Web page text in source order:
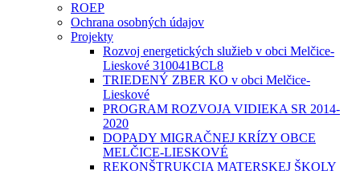
ROEP
Ochrana osobných údajov
Projekty
Rozvoj energetických služieb v obci Melčice-
Lieskové 310041BCL8
TRIEDENÝ ZBER KO v obci Melčice-
Lieskové
PROGRAM ROZVOJA VIDIEKA SR 2014-
2020
DOPADY MIGRAČNEJ KRÍZY OBCE
MELČICE-LIESKOVÉ
REKONŠTRUKCIA MATERSKEJ ŠKOLY